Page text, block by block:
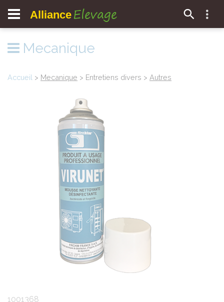
Alliance Elevage
Mecanique
Accueil > Mecanique > Entretiens divers > Autres
1001368